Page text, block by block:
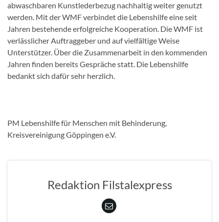
abwaschbaren Kunstlederbezug nachhaltig weiter genutzt
werden. Mit der WMF verbindet die Lebenshilfe eine seit
Jahren bestehende erfolgreiche Kooperation. Die WMF ist
verlässlicher Auftraggeber und auf vielfältige Weise
Unterstützer. Über die Zusammenarbeit in den kommenden
Jahren finden bereits Gespräche statt. Die Lebenshilfe
bedankt sich dafür sehr herzlich.
PM Lebenshilfe für Menschen mit Behinderung,
Kreisvereinigung Göppingen e.V.
Redaktion Filstalexpress